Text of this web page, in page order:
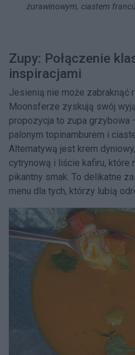
żurawinowym, ciastem
Zupy: Połączenie
inspiracjami
Jesienią nie może zabraknąć
Moonsferze zyskują swój
propozycja to zupa grzybowa
palonym topinamburem i
Alternatywą jest krem
cytrynową i liście kafiru, które
pikantny smak. To delikatne
menu dla tych, którzy lubią